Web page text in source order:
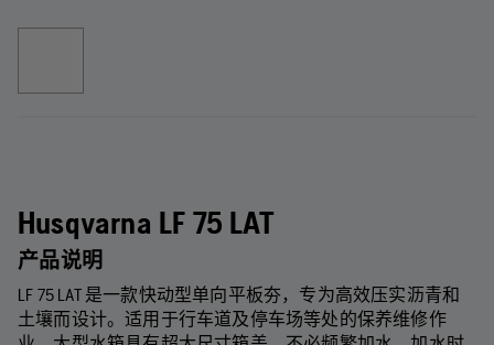
Husqvarna LF 75 LAT
产品说明
LF 75 LAT 是一款快动型单向平板夯，专为高效压实沥青和
土壤而设计。适用于行车道及停车场等处的保养维修作